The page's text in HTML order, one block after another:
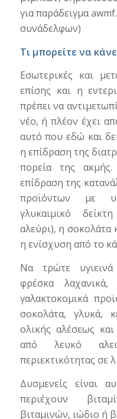
για παράδειγμα
συνάδελφων)
Τι μπορείτε να
Εσωτερικές και
επίσης και η
πρέπει να
νέο, ή πλέον έχει
αυτό που εδώ και
η επίδραση της
πορεία της
επίδραση της
προϊόντων με
γλυκαιμικό
αλεύρι), η σοκολάτα
η ενίσχυση από το
Να τρώτε
φρέσκα
γαλακτοκομικά
σοκολάτα, γλυκά,
ολικής αλέσεως
από λευκό
περιεκτικότητας σε
Δυσμενείς είναι
περιέχουν
βιταμινών, ιώδιο ή